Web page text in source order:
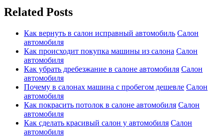
записям
Related Posts
Как вернуть в салон исправный автомобиль Салон
автомобиля
Как происходит покупка машины из салона Салон
автомобиля
Как убрать дребезжание в салоне автомобиля Салон
автомобиля
Почему в салонах машина с пробегом дешевле Салон
автомобиля
Как покрасить потолок в салоне автомобиля Салон
автомобиля
Как сделать красивый салон у автомобиля Салон
автомобиля